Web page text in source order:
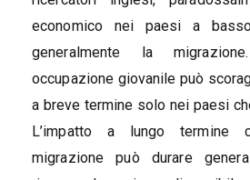
economico nei paesi a
generalmente la
occupazione giovanile può
a breve termine solo nei paesi
L’impatto a lungo termine
migrazione può durare